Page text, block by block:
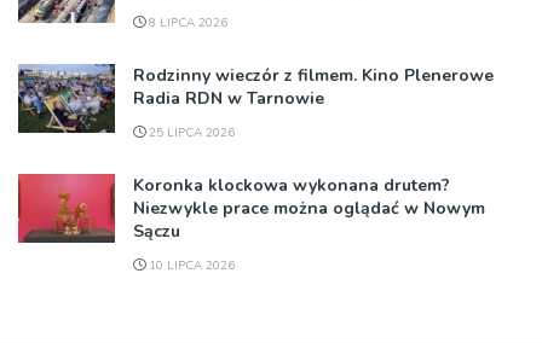
8 LIPCA 2026
Rodzinny wieczór z filmem. Kino Plenerowe
Radia RDN w Tarnowie
25 LIPCA 2026
Koronka klockowa wykonana drutem?
Niezwykle prace można oglądać w Nowym
Sączu
10 LIPCA 2026